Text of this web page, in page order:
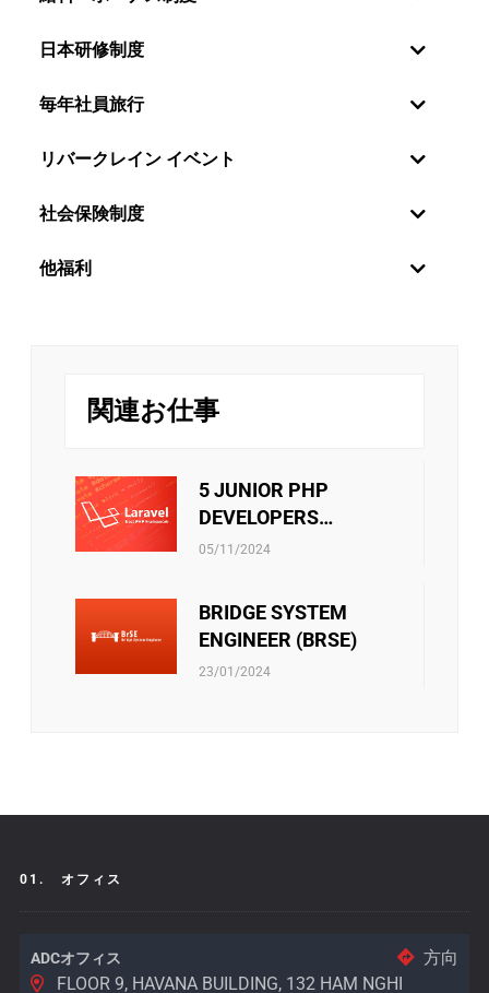
レーンベトナムは特に年2回の定期昇給制度を設
日本研修制度
毎年社員旅行
楽しませています。エキサイティングなガラディナーや
チームビルディングゲームは、リバークレインのメンバ
リバークレイン イベント
チームビルディング・ファミリーデー・お夏休
機会です。ご家族員に連携する際にはそれも誇り
に言われています。
社会保険制度
リバークレーンベトナムは従業員に社会保険、医療保
サポートしています。さらに、他の保険契約も考慮さ
れ、検討されています。
他福利
社員向けの活動をサポートすることもあります。 ・文
化・芸術・スポーツクラブの運営費用 ・技術研究の教科
また会社政策通り、他のベネフィットもあります。
関連お仕事
5 JUNIOR PHP
DEVELOPERS
(LARAVEL)
05/11/2024
BRIDGE SYSTEM
ENGINEER (BRSE)
23/01/2024
01. オフィス
ADCオフィス
方向
FLOOR 9, HAVANA BUILDING, 132 HAM NGHI